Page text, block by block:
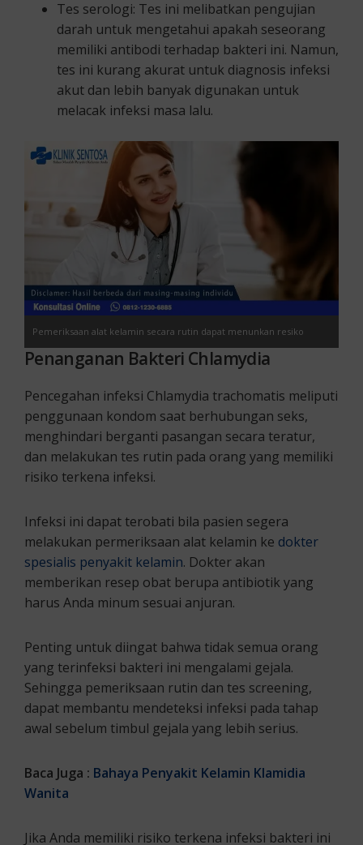
Tes serologi: Tes ini melibatkan pengujian
darah untuk mengetahui apakah seseorang
memiliki antibodi terhadap bakteri ini. Namun,
tes ini kurang akurat untuk diagnosis infeksi
akut dan lebih banyak digunakan untuk
melacak infeksi masa lalu.
Pemeriksaan alat kelamin secara rutin dapat menunkan resiko
tertularnya bakteri Klamidia.
Penanganan Bakteri Chlamydia
Pencegahan infeksi Chlamydia trachomatis meliputi
penggunaan kondom saat berhubungan seks,
menghindari berganti pasangan secara teratur,
dan melakukan tes rutin pada orang yang memiliki
risiko terkena infeksi.
Infeksi ini dapat terobati bila pasien segera
melakukan permeriksaan alat kelamin ke dokter
spesialis penyakit kelamin. Dokter akan
memberikan resep obat berupa antibiotik yang
harus Anda minum sesuai anjuran.
Penting untuk diingat bahwa tidak semua orang
yang terinfeksi bakteri ini mengalami gejala.
Sehingga pemeriksaan rutin dan tes screening,
dapat membantu mendeteksi infeksi pada tahap
awal sebelum timbul gejala yang lebih serius.
Baca Juga : Bahaya Penyakit Kelamin Klamidia
Wanita
Jika Anda memiliki risiko terkena infeksi bakteri ini